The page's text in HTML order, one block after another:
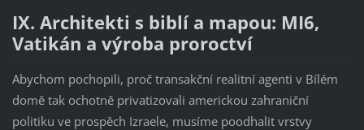
IX. Architekti s biblí a mapou: MI6,
Vatikán a výroba proroctví
Abychom pochopili, proč transakční realitní agenti v Bílém
domě tak ochotně privatizovali americkou zahraniční
politiku ve prospěch Izraele, musíme poodhalit vrstvy